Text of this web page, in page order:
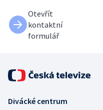
Otevřít
kontaktní
formulář
Divácké centrum